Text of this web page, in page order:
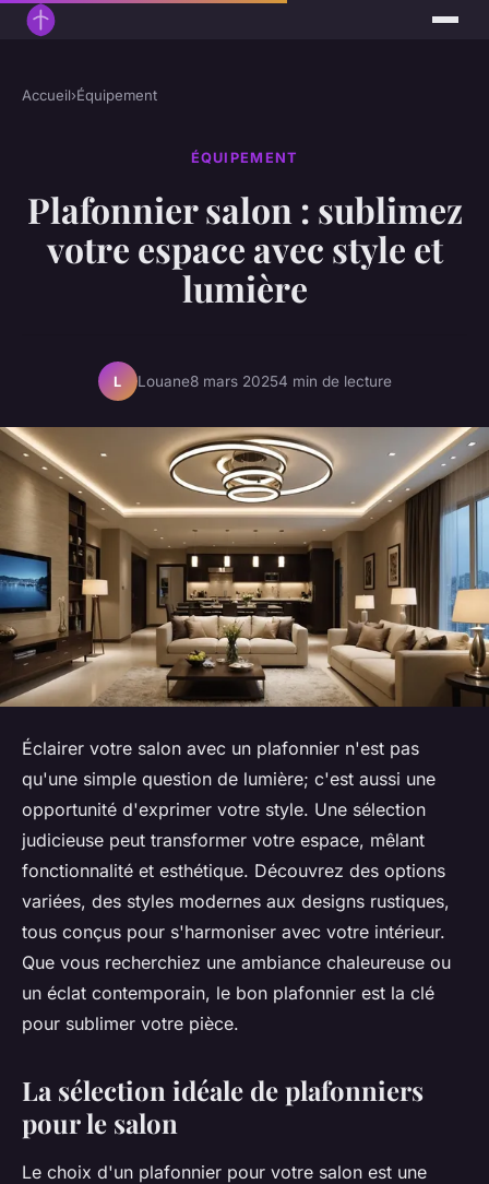
Accueil›Équipement
ÉQUIPEMENT
Plafonnier salon : sublimez
votre espace avec style et
lumière
L Louane8 mars 20254 min de lecture
Éclairer votre salon avec un plafonnier n'est pas
qu'une simple question de lumière; c'est aussi une
opportunité d'exprimer votre style. Une sélection
judicieuse peut transformer votre espace, mêlant
fonctionnalité et esthétique. Découvrez des options
variées, des styles modernes aux designs rustiques,
tous conçus pour s'harmoniser avec votre intérieur.
Que vous recherchiez une ambiance chaleureuse ou
un éclat contemporain, le bon plafonnier est la clé
pour sublimer votre pièce.
La sélection idéale de plafonniers
pour le salon
Le choix d'un plafonnier pour votre salon est une